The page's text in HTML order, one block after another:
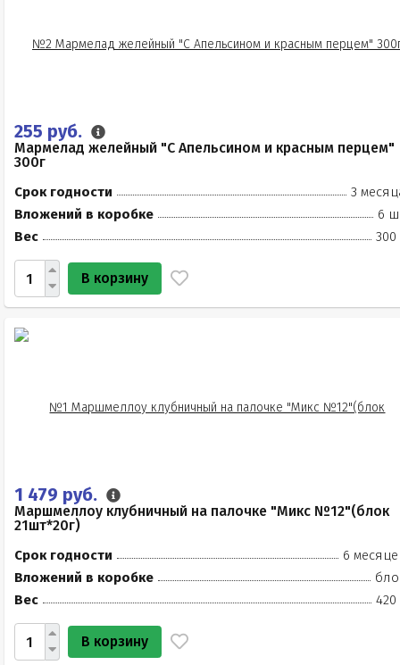
255 руб.
Мармелад желейный "С Апельсином и красным перцем"
300г
Срок годности
3
Вложений в коробке
6
Вес
300
В корзину
1 479 руб.
Маршмеллоу клубничный на палочке "Микс №12"(блок
21шт*20г)
Срок годности
6
Вложений в коробке
Вес
420
В корзину